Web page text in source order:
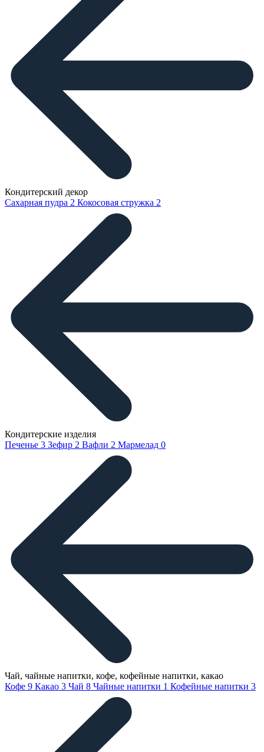
Кондитерский декор
Сахарная пудра 2 Кокосовая стружка 2
Кондитерские изделия
Печенье 3 Зефир 2 Вафли 2 Мармелад 0
Чай, чайные напитки, кофе, кофейные напитки, какао
Кофе 9 Какао 3 Чай 8 Чайные напитки 1 Кофейные напитки 3